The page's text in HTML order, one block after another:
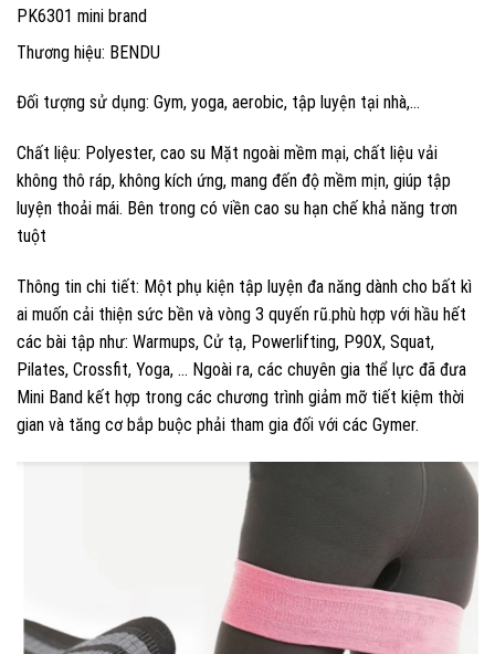
PK6301 mini brand
Thương hiệu: BENDU
Đối tượng sử dụng: Gym, yoga, aerobic, tập luyện tại nhà,…
Chất liệu: Polyester, cao su Mặt ngoài mềm mại, chất liệu vải
không thô ráp, không kích ứng, mang đến độ mềm mịn, giúp tập
luyện thoải mái. Bên trong có viền cao su hạn chế khả năng trơn
tuột
Thông tin chi tiết: Một phụ kiện tập luyện đa năng dành cho bất kì
ai muốn cải thiện sức bền và vòng 3 quyến rũ.phù hợp với hầu hết
các bài tập như: Warmups, Cử tạ, Powerlifting, P90X, Squat,
Pilates, Crossfit, Yoga, … Ngoài ra, các chuyên gia thể lực đã đưa
Mini Band kết hợp trong các chương trình giảm mỡ tiết kiệm thời
gian và tăng cơ bắp buộc phải tham gia đối với các Gymer.